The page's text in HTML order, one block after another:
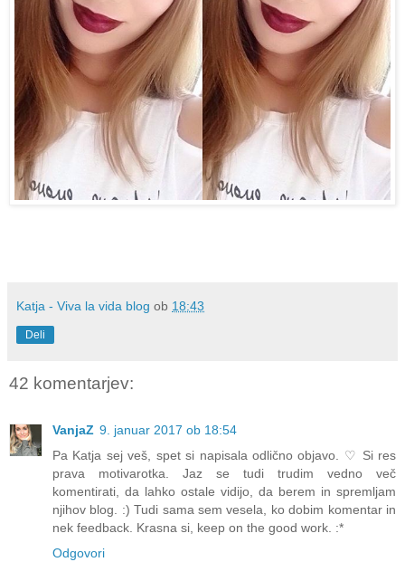
Katja - Viva la vida blog ob 18:43
Deli
42 komentarjev:
VanjaZ 9. januar 2017 ob 18:54
Pa Katja sej veš, spet si napisala odlično objavo. ♡ Si res
prava motivarotka. Jaz se tudi trudim vedno več
komentirati, da lahko ostale vidijo, da berem in spremljam
njihov blog. :) Tudi sama sem vesela, ko dobim komentar in
nek feedback. Krasna si, keep on the good work. :*
Odgovori